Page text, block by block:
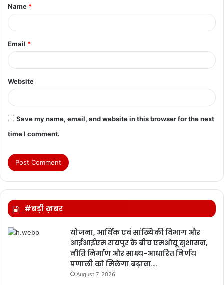
*
Name *
Email *
Website
Save my name, email, and website in this browser for the next
time I comment.
#बड़ी ख़बर
योजना, आर्थिक एवं सांख्यिकी विभाग और
आईआईएम रायपुर के बीच एमओयू सुशासन,
नीति निर्माण और साक्ष्य-आधारित निर्णय
प्रणाली को मिलेगा बढ़ावा….
August 7, 2026